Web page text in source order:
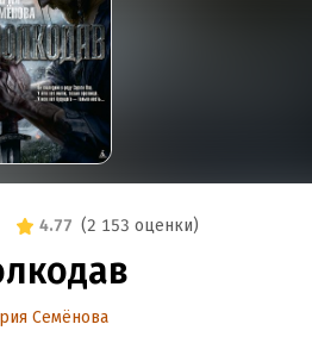
4.77 (2 153 оценки)
Семёнова